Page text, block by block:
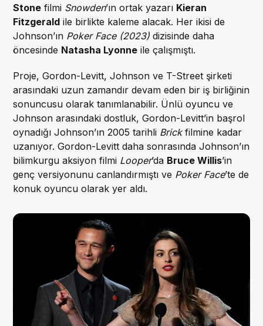
Stone filmi Snowden’ın ortak yazarı Kieran
Fitzgerald ile birlikte kaleme alacak. Her ikisi de
Johnson’ın Poker Face (2023) dizisinde daha
öncesinde Natasha Lyonne ile çalışmıştı.
Proje, Gordon-Levitt, Johnson ve T-Street şirketi
arasındaki uzun zamandır devam eden bir iş birliğinin
sonuncusu olarak tanımlanabilir. Ünlü oyuncu ve
Johnson arasındaki dostluk, Gordon-Levitt’in başrol
oynadığı Johnson’ın 2005 tarihli Brickfilmine kadar
uzanıyor. Gordon-Levitt daha sonrasında Johnson’ın
bilimkurgu aksiyon filmi Looper’da Bruce Willis’in
genç versiyonunu canlandırmıştı ve Poker Face’te de
konuk oyuncu olarak yer aldı.